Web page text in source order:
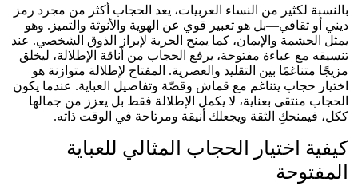
بالنسبة لكثير من النساء العربيات، يعد الحجاب أكثر من مجرد رمز
ديني أو ثقافي—بل هو تعبير قوي عن الهوية والأنوثة والتميز. وهو
يمثل الحشمة والإيمان، كما يمنح الحرية لإبراز الذوق الشخصي. عند
تنسيقه مع عباءة مفتوحة، يرفع الحجاب من أناقة الإطلالة، ليخلق
مزيجًا متناغمًا بين التقليد والعصرية. المفتاح لإطلالة متوازنة هو
اختيار حجاب يتناغم مع قماش وقصّة وتفاصيل العباية. عندما يكون
الحجاب منتقى بعناية، لا يكمل الإطلالة فقط بل يعزز من جمالها
ككل، فيمنحكِ الثقة ويجعلك أنيقة ومرتاحة في الوقت ذاته.
كيفية اختيار الحجاب المثالي للعباية
المفتوحة